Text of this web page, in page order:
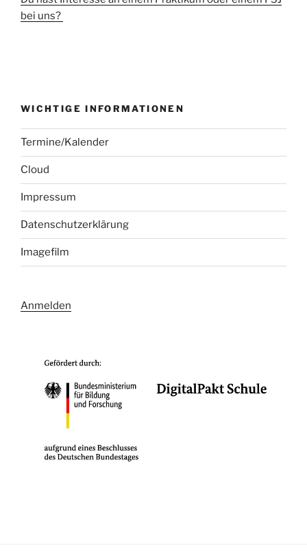
bei uns?
WICHTIGE INFORMATIONEN
Termine/Kalender
Cloud
Impressum
Datenschutzerklärung
Imagefilm
Anmelden